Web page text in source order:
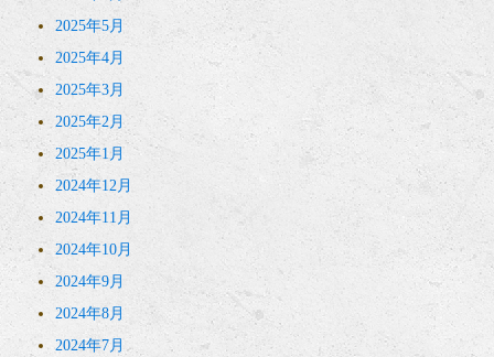
2025年5月
2025年4月
2025年3月
2025年2月
2025年1月
2024年12月
2024年11月
2024年10月
2024年9月
2024年8月
2024年7月